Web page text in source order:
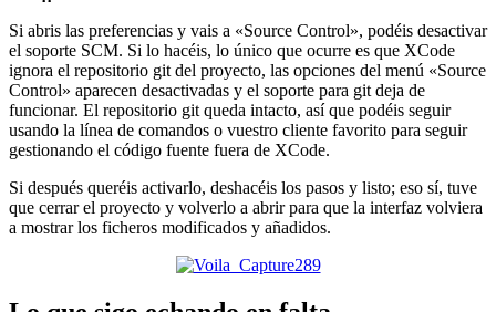
Si abris las preferencias y vais a «Source Control», podéis desactivar
el soporte SCM. Si lo hacéis, lo único que ocurre es que XCode
ignora el repositorio git del proyecto, las opciones del menú «Source
Control» aparecen desactivadas y el soporte para git deja de
funcionar. El repositorio git queda intacto, así que podéis seguir
usando la línea de comandos o vuestro cliente favorito para seguir
gestionando el código fuente fuera de XCode.
Si después queréis activarlo, deshacéis los pasos y listo; eso sí, tuve
que cerrar el proyecto y volverlo a abrir para que la interfaz volviera
a mostrar los ficheros modificados y añadidos.